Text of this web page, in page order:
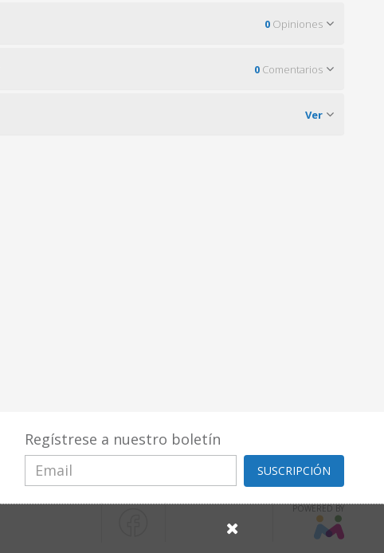
0 Opiniones
0 Comentarios
Ver
Regístrese a nuestro boletín
SUSCRIPCIÓN
POWERED BY